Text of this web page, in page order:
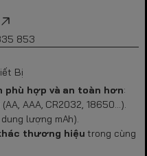
853
Bị
phù hợp và an toàn hơn:
AAA, CR2032, 18650…).
dung lượng mAh).
thương hiệu trong cùng